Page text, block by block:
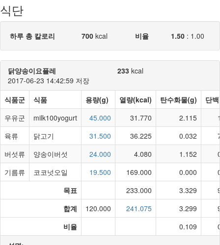
식단
하루 총 칼로리 700kcal 비율 1.50 : 1.00
닭양송이요플레 233 kcal
2017-06-23 14:42:59 저장
식품군
식품 용량(g) 열량(kcal) 탄수화물(g)
단
우유군
milk100yogurt 45.000 31.770 2.115
육류
닭고기 31.500 36.225 0.032
버섯류
양송이버섯 24.000 4.080 1.152
기름류
코코넛오일 19.500 169.000 0.000
목표
233.000 3.329
합계
120.000 241.075 3.299
비율
0.109